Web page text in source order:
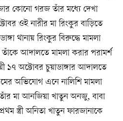
কোনো গরজ তাঁর মধ্যে দেখা
ওই নারীর মা রিংকুর বাড়িতে
থানায় রিংকুর বিরুদ্ধে মামলা
আদালতে মামলা করার পরামর্শ
১৭ অক্টোবর চুয়াডাঙ্গার আদালতে
অভিযোগ এনে নালিশি মামলা
মা আনজিয়া খাতুন অনজু, বাবা
স্ত্রী অনিতা খাতুন ফারজানাকে